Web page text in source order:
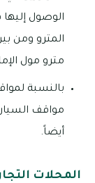
المترو ومن
مترو مول
بالنسبة
مواقف
أيضاً.
المحلات